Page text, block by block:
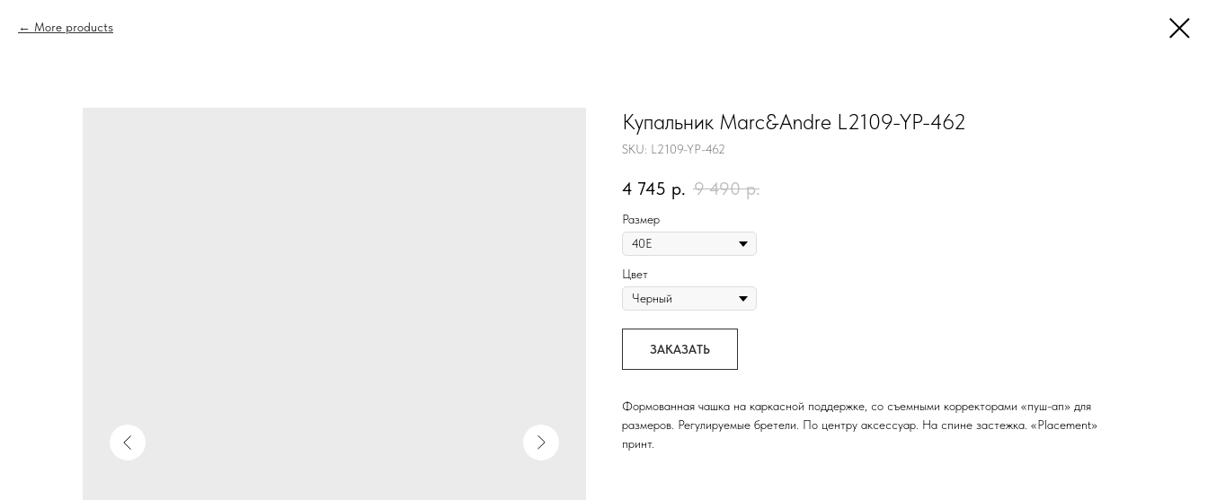
More products
Купальник Marc&Andre L2109-YP-462
SKU: L2109-YP-462
4 745 р. 9 490 р.
Размер
Цвет
ЗАКАЗАТЬ
Формованная чашка на каркасной поддержке, со съемными корректорами «пуш-ап» для
размеров. Регулируемые бретели. По центру аксессуар. На спине застежка. «Placement»
принт.